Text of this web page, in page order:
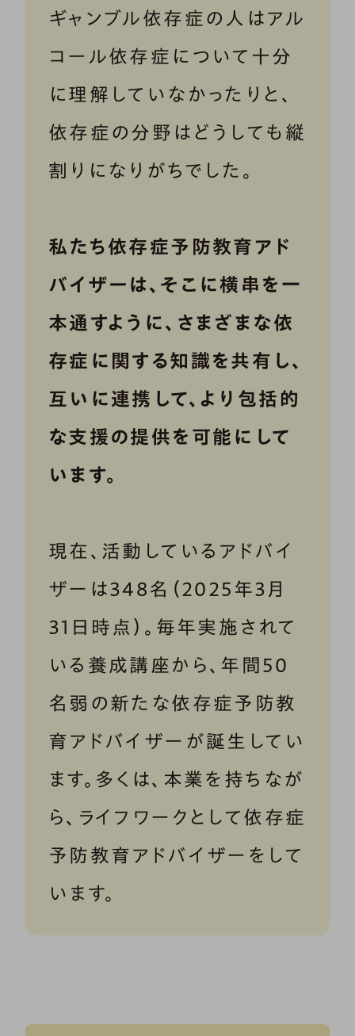
ギャンブル依存症の人はアル
コール依存症について十分
に理解していなかったりと、
依存症の分野はどうしても縦
割りになりがちでした。
私たち依存症予防教育アド
バイザーは、そこに横串を一
本通すように、さまざまな依
存症に関する知識を共有し、
互いに連携して、より包括的
な支援の提供を可能にして
います。
現在、活動しているアドバイ
ザーは348名（2025年3月
31日時点）。毎年実施されて
いる養成講座から、年間50
名弱の新たな依存症予防教
育アドバイザーが誕生してい
ます。多くは、本業を持ちなが
ら、ライフワークとして依存症
予防教育アドバイザーをして
います。